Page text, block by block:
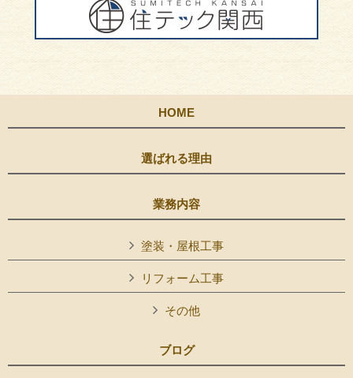
HOME
選ばれる理由
業務内容
塗装・屋根工事
リフォーム工事
その他
ブログ